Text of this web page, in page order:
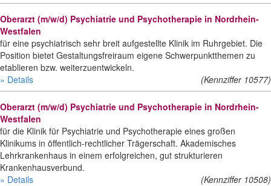
Oberarzt (m/w/d) Psychiatrie und Psychotherapie in Nordrhein-
Westfalen
für eine psychiatrisch sehr breit aufgestellte Klinik im Ruhrgebiet. Die
Position bietet Gestaltungsfreiraum eigene Schwerpunktthemen zu
etablieren bzw. weiterzuentwickeln.
» Details
(Kennziffer 10577)
Oberarzt (m/w/d) Psychiatrie und Psychotherapie in Nordrhein-
Westfalen
für die Klinik für Psychiatrie und Psychotherapie eines großen
Klinikums in öffentlich-rechtlicher Trägerschaft. Akademisches
Lehrkrankenhaus in einem erfolgreichen, gut strukturieren
Krankenhausverbund.
» Details
(Kennziffer 10508)